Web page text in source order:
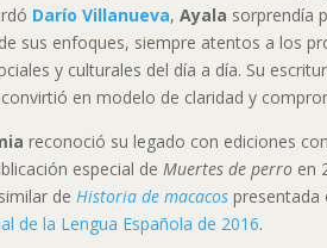
Darío Villanueva,Ayala sorprendía
sus enfoques, siempre atentos a los
y culturales del día a día. Su
en modelo de claridad y
reconoció su legado con ediciones
especial deMuertes de perro en
deHistoria de macacos
de la Lengua Española de 2016.